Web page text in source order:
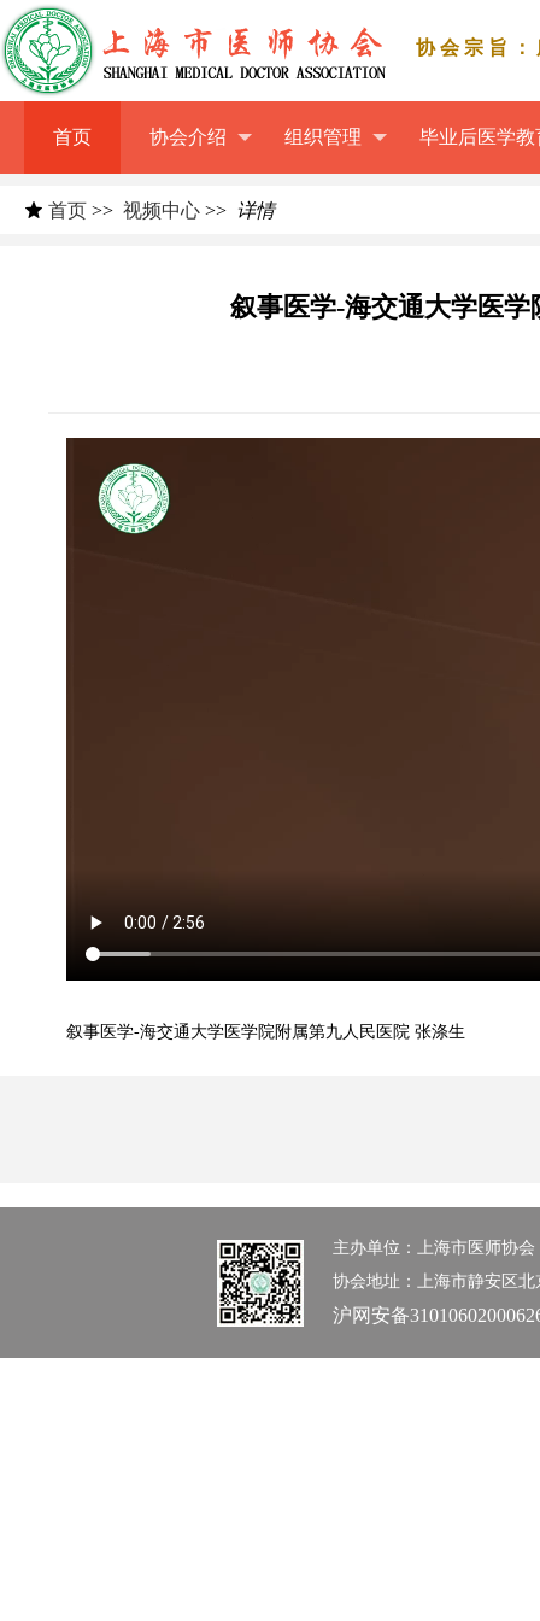
协会宗旨：
首页 协会介绍 组织管理 毕业后医学教
首页 >> 视频中心 >> 详情
叙事医学-海交通大学医
叙事医学-海交通大学医学院附属第九人民医院 张涤生
主办单位：上海市医师协会
协会地址：上海市静安区北
沪网安备